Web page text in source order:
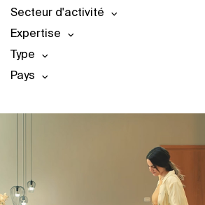
Secteur d'activité
Expertise
Type
Pays